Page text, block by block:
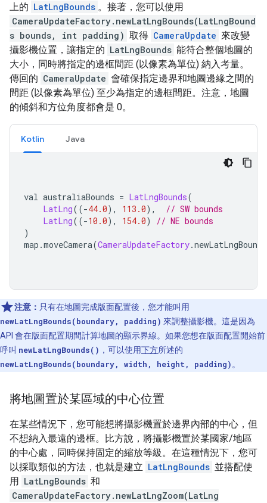
上的 LatLngBounds 。接著，您可以使用
CameraUpdateFactory.newLatLngBounds(LatLngBound
s bounds, int padding) 取得 CameraUpdate 來改變
攝影機位置，讓指定的 LatLngBounds 能符合整個地圖的
大小，同時將指定的邊框間距 (以像素為單位) 納入考量。
傳回的 CameraUpdate 會確保指定邊界和地圖邊緣之間的
間距 (以像素為單位) 至少為指定的邊框間距。注意，地圖
的傾斜和方位角度都會是 0。
Kotlin Java
val australiaBounds = LatLngBounds(
LatLng((-44.0), 113.0),
// SW bounds
LatLng((-10.0), 154.0)
// NE bounds
)
map .moveCamera(CameraUpdateFactory.newLatLngBounds
注意： 只有在地圖完成版面配置後，您才能叫用
newLatLngBounds(boundary, padding) 來調整攝影機。這是因為
API 會在版面配置期間計算地圖的顯示界線。如果您想在版面配置開始前
呼叫 newLatLngBounds() ，可以使用下方所述的
newLatLngBounds(boundary, width, height, padding) 。
將地圖置於某區域的中心位置
在某些情況下，您可能想將攝影機置於邊界內部的中心，但
不想納入最遠的邊框。比方說，將攝影機置於某國家/地區
的中心處，同時保持固定的縮放等級。在這種情況下，您可
以採取類似的方法，也就是建立 LatLngBounds 並搭配使
用 LatLngBounds 和
CameraUpdateFactory.newLatLngZoom(LatLng